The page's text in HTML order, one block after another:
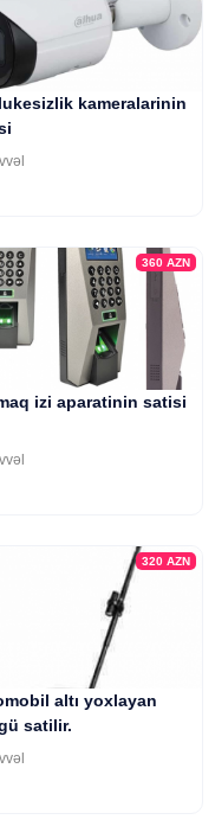
kameralarinin
360 AZN
izi aparatinin satisi
320 AZN
altı yoxlayan
satilir.